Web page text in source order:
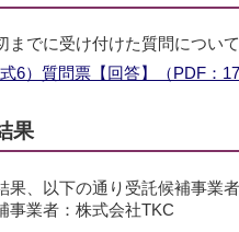
までに受け付けた質問につい
式6）質問票【回答】（PDF：
果
果、以下の通り受託候補事業者
事業者：株式会社TKC